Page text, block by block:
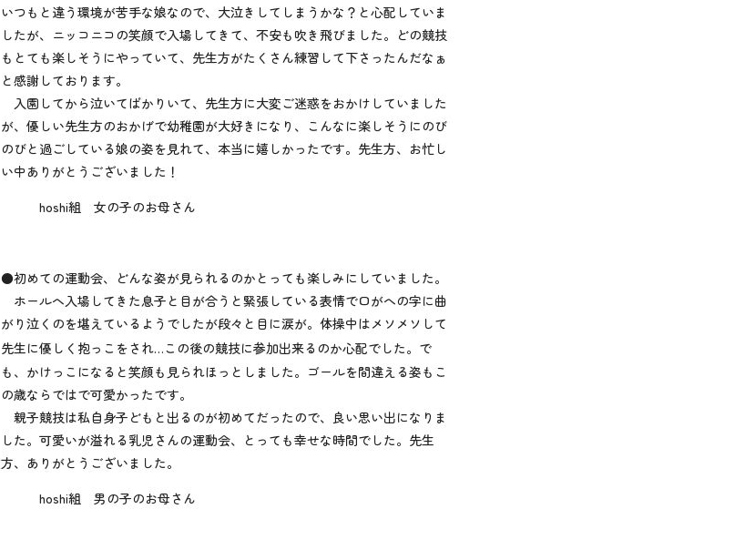
いつもと違う環境が苦手な娘なので、大泣きしてしまうかな？と心配していま
したが、ニッコニコの笑顔で入場してきて、不安も吹き飛びました。どの競技
もとても楽しそうにやっていて、先生方がたくさん練習して下さったんだなぁ
と感謝しております。
入園してから泣いてばかりいて、先生方に大変ご迷惑をおかけしていました
が、優しい先生方のおかげで幼稚園が大好きになり、こんなに楽しそうにのび
のびと過ごしている娘の姿を見れて、本当に嬉しかったです。先生方、お忙し
い中ありがとうございました！
hoshi組 女の子のお母さん
●初めての運動会、どんな姿が見られるのかとっても楽しみにしていました。
ホールへ入場してきた息子と目が合うと緊張している表情で口がへの字に曲
がり泣くのを堪えているようでしたが段々と目に涙が。体操中はメソメソして
先生に優しく抱っこをされ…この後の競技に参加出来るのか心配でした。で
も、かけっこになると笑顔も見られほっとしました。ゴールを間違える姿もこ
の歳ならではで可愛かったです。
親子競技は私自身子どもと出るのが初めてだったので、良い思い出になりま
した。可愛いが溢れる乳児さんの運動会、とっても幸せな時間でした。先生
方、ありがとうございました。
hoshi組 男の子のお母さん